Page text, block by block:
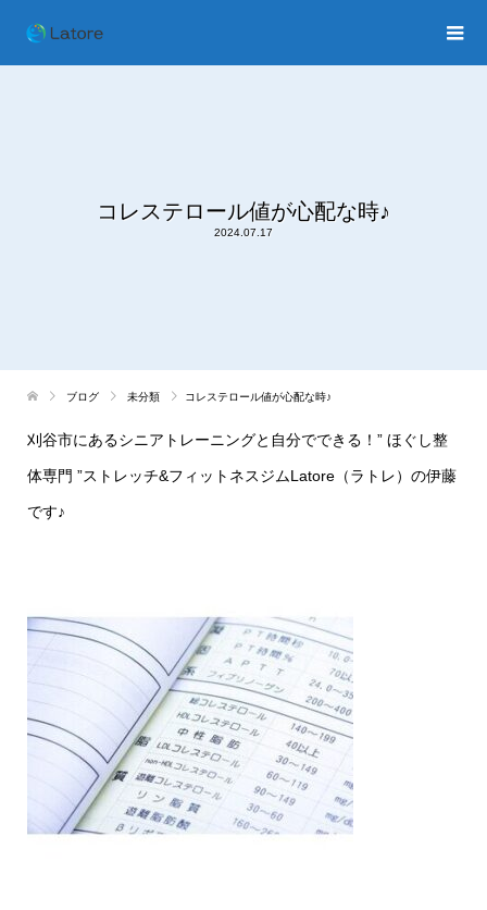
コレステロール値が心配な時♪
2024.07.17
ブログ 未分類 コレステロール値が心配な時♪
刈谷市にあるシニアトレーニングと自分でできる！” ほぐし整
体専門 ”ストレッチ&フィットネスジムLatore（ラトレ）の伊藤
です♪